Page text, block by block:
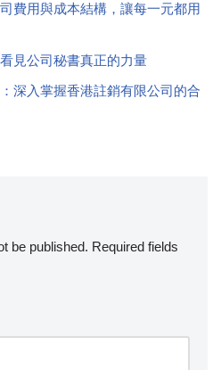
費用與成本結構，讓每一元都用
見公司秘書真正的力量
深入掌握香港註銷有限公司的合
be published. Required fields